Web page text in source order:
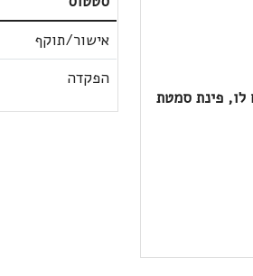
לו, פינת סמטת
אישור/תוקף
הפקדה